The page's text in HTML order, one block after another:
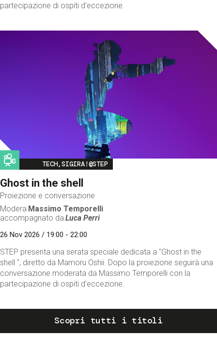
partecipazione di ospiti d'eccezione.
Image
TECH,SIGIRA!@STEP
Ghost in the shell
Proiezione e conversazione
Modera Massimo Temporelli
accompagnato da Luca Perri
26 Nov 2026 / 19:00 - 22:00
STEP presenta una serata speciale dedicata a "Ghost in the
shell ", diretto da Mamoru Oshii. Dopo la proiezione seguirà una
conversazione moderata da Massimo Temporelli con la
partecipazione di ospiti d'eccezione.
Scopri tutti i titoli